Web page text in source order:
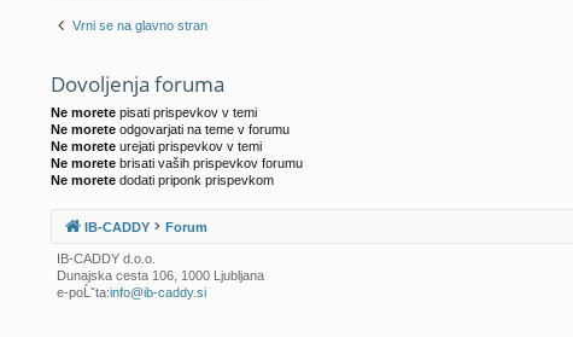
Vrni se na glavno stran
Dovoljenja foruma
Ne morete pisati prispevkov v temi
Ne morete odgovarjati na teme v forumu
Ne morete urejati prispevkov v temi
Ne morete brisati vaših prispevkov forumu
Ne morete dodati priponk prispevkom
IB-CADDY Forum
IB-CADDY d.o.o.
Dunajska cesta 106, 1000 Ljubljana
e-poĹˇta:info@ib-caddy.si